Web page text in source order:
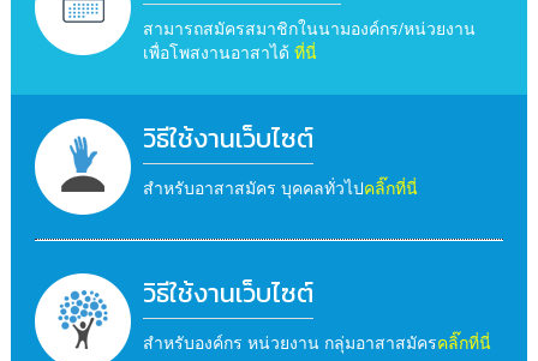
สามารถสมัครสมาชิกในนามองค์กร/หน่วยงาน
เพื่อโพสงานอาสาได้ ที่นี่
วิธีใช้งานเว็บไซต์
สำหรับอาสาสมัคร บุคคลทั่วไปคลิ๊กที่นี่
วิธีใช้งานเว็บไซต์
สำหรับองค์กร หน่วยงาน กลุ่มอาสาสมัครคลิ๊กที่นี่